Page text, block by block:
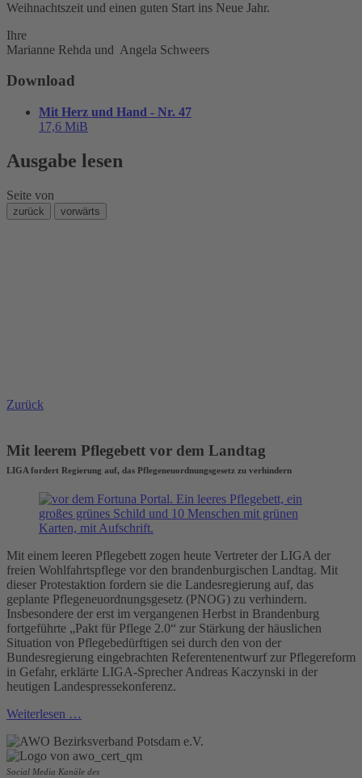
Weihnachtszeit und einen guten Start ins Neue Jahr.
Ihre
Marianne Rehda und Angela Schweers
Download
Mit Herz und Hand - Nr. 47
17,6 MiB
Ausgabe lesen
Seite von
zurück vorwärts
Zurück
Mit leerem Pflegebett vor dem Landtag
LIGA fordert Regierung auf, das Pflegeneuordnungsgesetz zu verhindern
Mit einem leeren Pflegebett zogen heute Vertreter der LIGA der
freien Wohlfahrtspflege vor den brandenburgischen Landtag. Mit
dieser Protestaktion fordern sie die Landesregierung auf, das
geplante Pflegeneuordnungsgesetz (PNOG) zu verhindern.
Insbesondere der erst im vergangenen Herbst in Brandenburg
fortgeführte „Pakt für Pflege 2.0“ zur Stärkung der häuslichen
Situation von Pflegebedürftigen sei durch den von der
Bundesregierung eingebrachten Referentenentwurf zur Pflegereform
in Gefahr, erklärte LIGA-Sprecher Andreas Kaczynski in der
heutigen Landespressekonferenz.
Weiterlesen …
Social Media Kanäle des